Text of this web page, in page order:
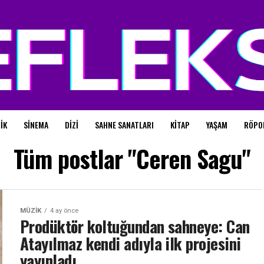
SINEMA DIZI SAHNE SANATLARI KITAP YAŞAM
Tüm postlar "Ceren Sagu"
MÜZIK 4 ay önce
Prodüktör koltuğundan sahneye: Can
Atayılmaz kendi adıyla ilk projesini